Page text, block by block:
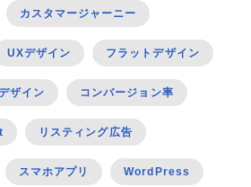
カスタマージャーニー
UXデザイン フラットデザイン
ザイン コンバージョン率
リスティング広告
スマホアプリ WordPress